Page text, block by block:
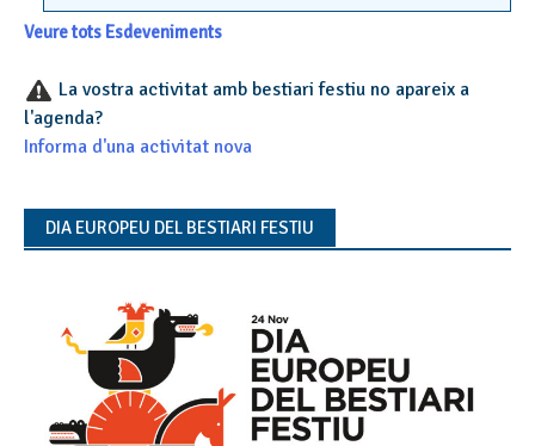
Veure tots Esdeveniments
La vostra activitat amb bestiari festiu no apareix a
l'agenda?
Informa d'una activitat nova
DIA EUROPEU DEL BESTIARI FESTIU